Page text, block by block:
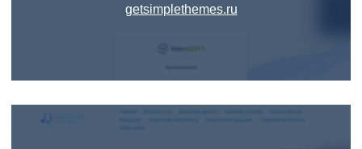
getsimplethemes.ru